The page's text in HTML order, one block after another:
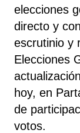
elecciones
directo y
escrutinio y
Elecciones
hoy, en
de
votos.